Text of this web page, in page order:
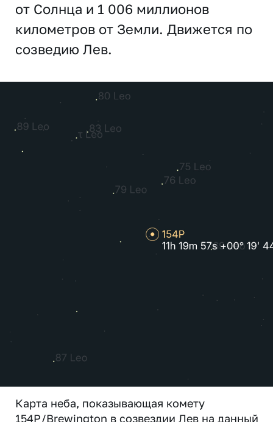
от Солнца и 1 006 миллионов
километров от Земли. Движется по
созведию Лев.
Карта неба, показывающая комету
154P/Brewington в созвездии Лев на данный